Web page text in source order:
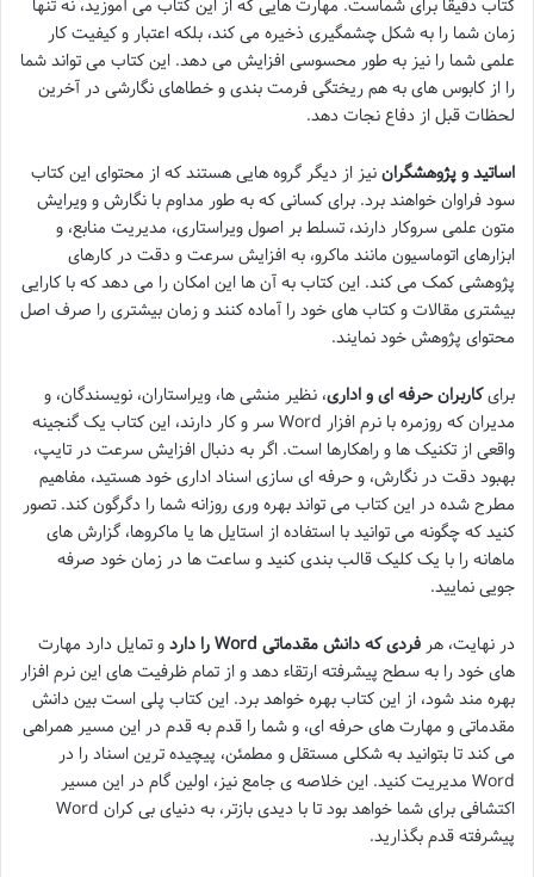
کتاب دقیقاً برای شماست. مهارت هایی که از این کتاب می آموزید، نه تنها
زمان شما را به شکل چشمگیری ذخیره می کند، بلکه اعتبار و کیفیت کار
علمی شما را نیز به طور محسوسی افزایش می دهد. این کتاب می تواند شما
را از کابوس های به هم ریختگی فرمت بندی و خطاهای نگارشی در آخرین
لحظات قبل از دفاع نجات دهد.
اساتید و پژوهشگراننیز از دیگر گروه هایی هستند که از محتوای این کتاب
سود فراوان خواهند برد. برای کسانی که به طور مداوم با نگارش و ویرایش
متون علمی سروکار دارند، تسلط بر اصول ویراستاری، مدیریت منابع، و
ابزارهای اتوماسیون مانند ماکرو، به افزایش سرعت و دقت در کارهای
پژوهشی کمک می کند. این کتاب به آن ها این امکان را می دهد که با کارایی
بیشتری مقالات و کتاب های خود را آماده کنند و زمان بیشتری را صرف اصل
محتوای پژوهش خود نمایند.
برایکاربران حرفه ای و اداری، نظیر منشی ها، ویراستاران، نویسندگان، و
مدیران که روزمره با نرم افزار Word سر و کار دارند، این کتاب یک گنجینه
واقعی از تکنیک ها و راهکارها است. اگر به دنبال افزایش سرعت در تایپ،
بهبود دقت در نگارش، و حرفه ای سازی اسناد اداری خود هستید، مفاهیم
مطرح شده در این کتاب می تواند بهره وری روزانه شما را دگرگون کند. تصور
کنید که چگونه می توانید با استفاده از استایل ها یا ماکروها، گزارش های
ماهانه را با یک کلیک قالب بندی کنید و ساعت ها در زمان خود صرفه
جویی نمایید.
در نهایت، هر فردی که دانش مقدماتی Word را دارد
و تمایل دارد مهارت
های خود را به سطح پیشرفته ارتقاء دهد و از تمام ظرفیت های این نرم افزار
بهره مند شود، از این کتاب بهره خواهد برد. این کتاب پلی است بین دانش
مقدماتی و مهارت های حرفه ای، و شما را قدم به قدم در این مسیر همراهی
می کند تا بتوانید به شکلی مستقل و مطمئن، پیچیده ترین اسناد را در
Word مدیریت کنید. این خلاصه ی جامع نیز، اولین گام در این مسیر
اکتشافی برای شما خواهد بود تا با دیدی بازتر، به دنیای بی کران Word
پیشرفته قدم بگذارید.